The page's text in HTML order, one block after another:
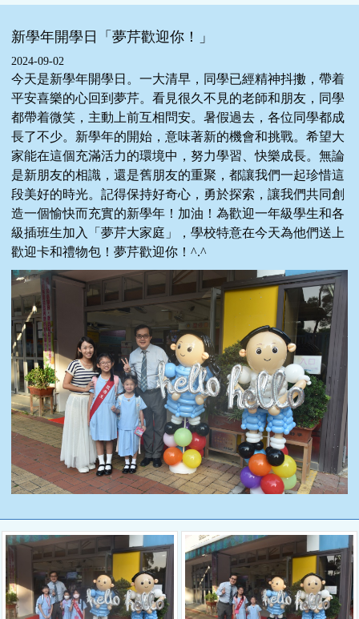
新學年開學日「夢芹歡迎你！」
2024-09-02
今天是新學年開學日。一大清早，同學已經精神抖擻，帶着
平安喜樂的心回到夢芹。看見很久不見的老師和朋友，同學
都帶着微笑，主動上前互相問安。暑假過去，各位同學都成
長了不少。新學年的開始，意味著新的機會和挑戰。希望大
家能在這個充滿活力的環境中，努力學習、快樂成長。無論
是新朋友的相識，還是舊朋友的重聚，都讓我們一起珍惜這
段美好的時光。記得保持好奇心，勇於探索，讓我們共同創
造一個愉快而充實的新學年！加油！為歡迎一年級學生和各
級插班生加入「夢芹大家庭」，學校特意在今天為他們送上
歡迎卡和禮物包！夢芹歡迎你！^.^